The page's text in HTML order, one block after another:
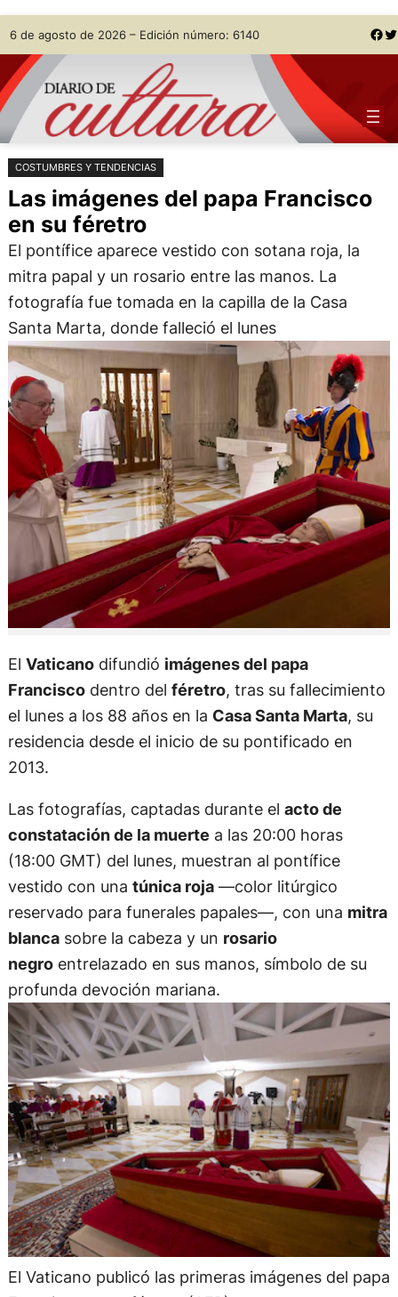
Saltar
al
contenido
Skip
to
content
6 de agosto de 2026 – Edición número: 6140 Facebook Twitter
COSTUMBRES Y TENDENCIAS
Las imágenes del papa Francisco
en su féretro
El pontífice aparece vestido con sotana roja, la
mitra papal y un rosario entre las manos. La
fotografía fue tomada en la capilla de la Casa
Santa Marta, donde falleció el lunes
El Vaticanodifundió imágenes del papa
Franciscodentro del féretro, tras su fallecimiento
el lunes a los 88 años en la Casa Santa Marta, su
residencia desde el inicio de su pontificado en
2013.
Las fotografías, captadas durante el acto de
constatación de la muerte a las 20:00 horas
(18:00 GMT) del lunes, muestran al pontífice
vestido con una túnica roja—color litúrgico
reservado para funerales papales—, con una mitra
blancasobre la cabeza y un rosario
negroentrelazado en sus manos, símbolo de su
profunda devoción mariana.
El Vaticano publicó las primeras imágenes del papa